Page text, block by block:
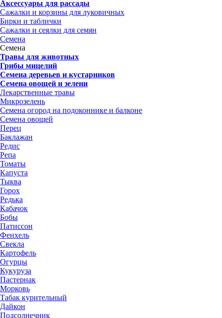
Аксессуары для рассады
Сажалки и корзины для луковичных
Бирки и таблички
Сажалки и сеялки для семян
Семена
Семена
Травы для животных
Грибы мицелий
Семена деревьев и кустарников
Семена овощей и зелени
Лекарственные травы
Микрозелень
Семена огород на подоконнике и балконе
Семена овощей
Перец
Баклажан
Редис
Репа
Томаты
Капуста
Тыква
Горох
Редька
Кабачок
Бобы
Патиссон
Фенхель
Свекла
Картофель
Огурцы
Кукуруза
Пастернак
Морковь
Табак курительный
Дайкон
Подсолнечник